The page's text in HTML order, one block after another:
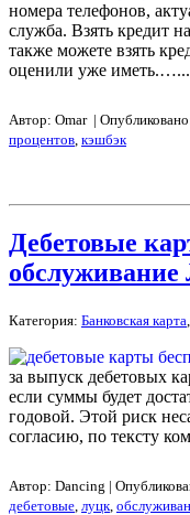
номера телефонов,
служба. Взять кредит
также можете взять
оценили уже иметь.…...
Автор: Omar |
процентов, кэшбэк
Дебетовые
обслуживание
Категория: Банковская карта,
за выпуск дебетовых
если суммы будет
годовой. Этой риск
согласию, по тексту
Автор: Dancing |
дебетовые, луцк,